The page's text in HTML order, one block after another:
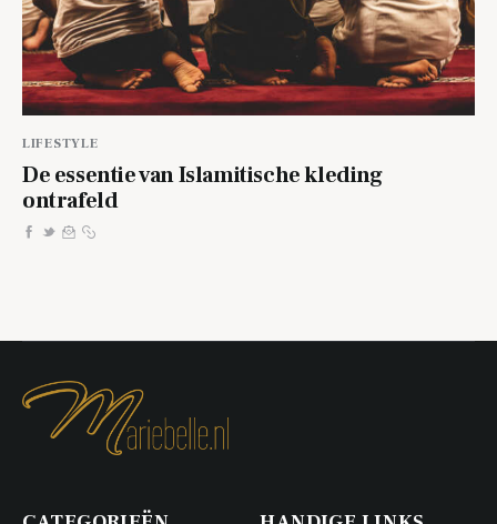
LIFESTYLE
De essentie van Islamitische kleding
ontrafeld